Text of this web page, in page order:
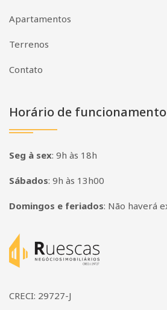
Apartamentos
Terrenos
Contato
Horário de funcionamento
Seg à sex: 9h às 18h
Sábados: 9h às 13h00
Domingos e feriados: Não haverá
Página inicial
CRECI: 29727-J